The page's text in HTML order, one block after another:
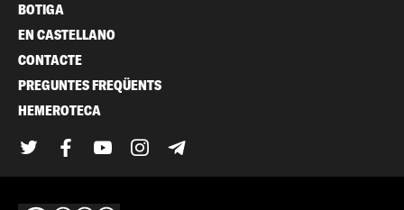
BOTIGA
EN CASTELLANO
CONTACTE
PREGUNTES FREQÜENTS
HEMEROTECA
TwitterFacebook
YouTubeInstagram